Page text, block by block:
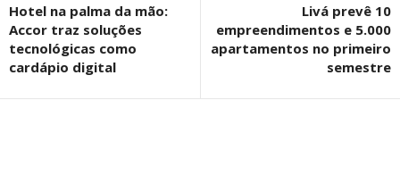
Hotel na palma da mão:
Accor traz soluções
tecnológicas como
cardápio digital
Livá prevê 10
empreendimentos e 5.000
apartamentos no primeiro
semestre